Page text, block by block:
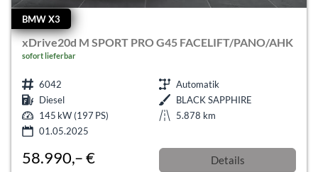
BMW X3
xDrive20d M SPORT PRO G45 FACELIFT/PANO/AHK
sofort lieferbar
6042
Automatik
Diesel
BLACK SAPPHIRE
145 kW (197 PS)
5.878 km
01.05.2025
58.990,– € Details